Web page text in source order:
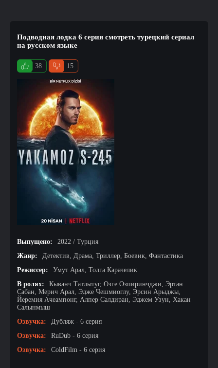
Подводная лодка 6 серия смотреть турецкий сериал
на русском языке
38 15
Выпущено:
2022 / Турция
Жанр:
Детектив, Драма, Триллер, Боевик, Фантастика
Режиссер:
Умут Арал, Толга Карачелик
В ролях:
Кыванч Татлытуг, Озге Озпиринчджи, Эртан
Сабан, Мерич Арал, Эдже Чешмиоглу, Эрсин Арыджы,
Йеремия Ачеампонг, Алпер Салдиран, Эджем Узун, Хакан
Салынмыш
Озвучка:
Дубляж - 6 серия
Озвучка:
RuDub - 6 серия
Озвучка:
ColdFilm - 6 серия